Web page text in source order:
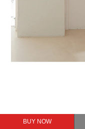
BUY NOW